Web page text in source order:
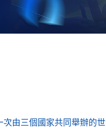
由三個國家共同舉辦的